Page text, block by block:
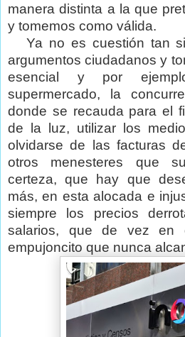
manera distinta a la que
y tomemos como válida.
Ya no es cuestión tan
argumentos ciudadanos y
esencial y por
supermercado, la
donde se recauda para el
de la luz, utilizar los
olvidarse de las facturas
otros menesteres que
certeza, que hay que
más, en esta alocada e
siempre los precios
salarios, que de vez en
empujoncito que nunca